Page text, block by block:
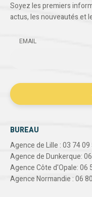
Soyez les premiers
actus, les nouveautés et
EMAIL
BUREAU
Agence de Lille : 03 74 09
Agence de Dunkerque:
Agence Côte d'Opale: 06
Agence Normandie : 06